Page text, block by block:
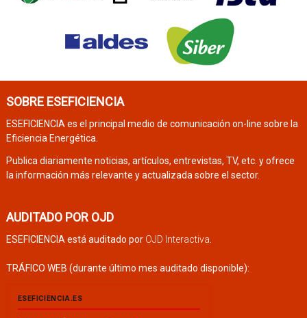
SOBRE ESEFICIENCIA
ESEFICIENCIA es el principal medio de comunicación on-line sobre la
Eficiencia Energética.
Publica diariamente noticias, artículos, entrevistas, TV, etc. y ofrece
la información más relevante y actualizada sobre el sector.
AUDITADO POR OJD
ESEFICIENCIA está auditado por OJD Interactiva.
TRÁFICO WEB (durante último mes auditado disponible):